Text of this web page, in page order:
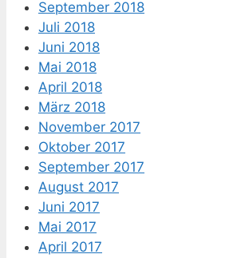
September 2018
Juli 2018
Juni 2018
Mai 2018
April 2018
März 2018
November 2017
Oktober 2017
September 2017
August 2017
Juni 2017
Mai 2017
April 2017